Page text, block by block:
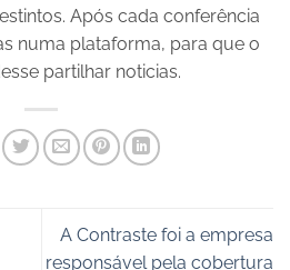
Após cada conferência
numa plataforma, para que o
partilhar noticias.
A Contraste foi a empresa
responsável pela cobertura